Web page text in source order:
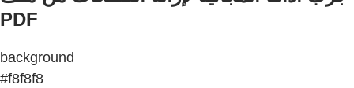
PDF
background
#f8f8f8